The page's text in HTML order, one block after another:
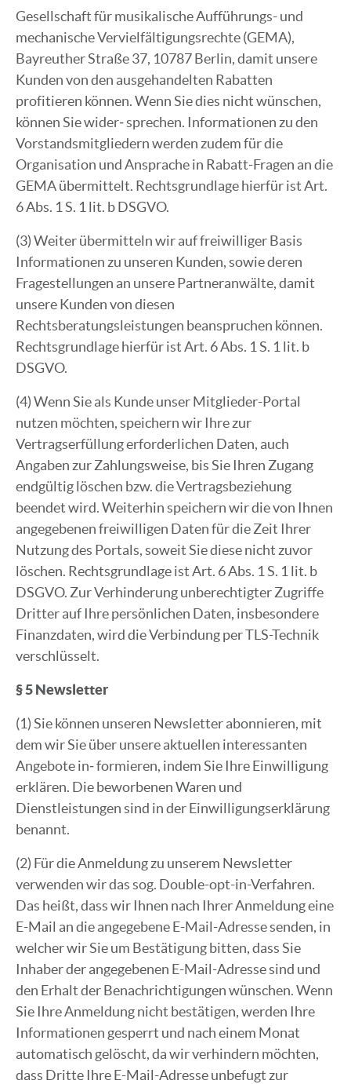
Gesellschaft für musikalische Aufführungs- und
mechanische Vervielfältigungsrechte (GEMA),
Bayreuther Straße 37, 10787 Berlin, damit unsere
Kunden von den ausgehandelten Rabatten
profitieren können. Wenn Sie dies nicht wünschen,
können Sie wider‐ sprechen. Informationen zu den
Vorstandsmitgliedern werden zudem für die
Organisation und Ansprache in Rabatt-Fragen an die
GEMA übermittelt. Rechtsgrundlage hierfür ist Art.
6 Abs. 1 S. 1 lit. b DSGVO.
(3) Weiter übermitteln wir auf freiwilliger Basis
Informationen zu unseren Kunden, sowie deren
Fragestellungen an unsere Partneranwälte, damit
unsere Kunden von diesen
Rechtsberatungsleistungen beanspruchen können.
Rechtsgrundlage hierfür ist Art. 6 Abs. 1 S. 1 lit. b
DSGVO.
(4) Wenn Sie als Kunde unser Mitglieder-Portal
nutzen möchten, speichern wir Ihre zur
Vertragserfüllung erforderlichen Daten, auch
Angaben zur Zahlungsweise, bis Sie Ihren Zugang
endgültig löschen bzw. die Vertragsbeziehung
beendet wird. Weiterhin speichern wir die von Ihnen
angegebenen freiwilligen Daten für die Zeit Ihrer
Nutzung des Portals, soweit Sie diese nicht zuvor
löschen. Rechtsgrundlage ist Art. 6 Abs. 1 S. 1 lit. b
DSGVO. Zur Verhinderung unberechtigter Zugriffe
Dritter auf Ihre persönlichen Daten, insbesondere
Finanzdaten, wird die Verbindung per TLS-Technik
verschlüsselt.
§ 5 Newsletter
(1) Sie können unseren Newsletter abonnieren, mit
dem wir Sie über unsere aktuellen interessanten
Angebote in‐ formieren, indem Sie Ihre Einwilligung
erklären. Die beworbenen Waren und
Dienstleistungen sind in der Einwilligungserklärung
benannt.
(2) Für die Anmeldung zu unserem Newsletter
verwenden wir das sog. Double-opt-in-Verfahren.
Das heißt, dass wir Ihnen nach Ihrer Anmeldung eine
E-Mail an die angegebene E-Mail-Adresse senden, in
welcher wir Sie um Bestätigung bitten, dass Sie
Inhaber der angegebenen E-Mail-Adresse sind und
den Erhalt der Benachrichtigungen wünschen. Wenn
Sie Ihre Anmeldung nicht bestätigen, werden Ihre
Informationen gesperrt und nach einem Monat
automatisch gelöscht, da wir verhindern möchten,
dass Dritte Ihre E-Mail-Adresse unbefugt zur